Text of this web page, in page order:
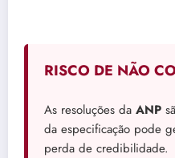
RISCO DE NÃO
As resoluções da ANP
da especificação pode
perda de credibilidade.